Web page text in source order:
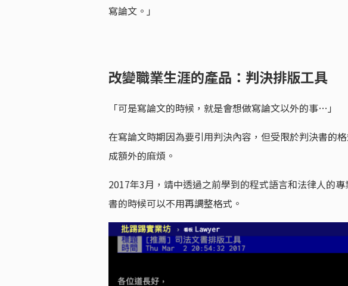
寫論文。」
改變職業生涯的產品：判決排版工具
「可是寫論文的時候，就是會想做寫論文以外的事…」
在寫論文時期因為要引用判決內容，但受限於判決書的
成額外的麻煩。
2017年3月，靖中透過之前學到的程式語言和法律人的
書的時候可以不用再調整格式。